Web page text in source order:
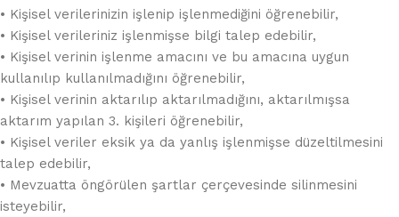
• Kişisel verilerinizin işlenip işlenmediğini öğrenebilir,
• Kişisel verileriniz işlenmişse bilgi talep edebilir,
• Kişisel verinin işlenme amacını ve bu amacına uygun
kullanılıp kullanılmadığını öğrenebilir,
• Kişisel verinin aktarılıp aktarılmadığını, aktarılmışsa
aktarım yapılan 3. kişileri öğrenebilir,
• Kişisel veriler eksik ya da yanlış işlenmişse düzeltilmesini
talep edebilir,
• Mevzuatta öngörülen şartlar çerçevesinde silinmesini
isteyebilir,